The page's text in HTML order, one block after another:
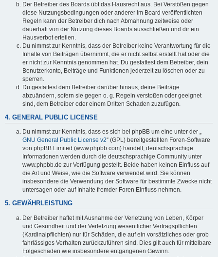
Der Betreiber des Boards übt das Hausrecht aus. Bei Verstößen gegen
diese Nutzungsbedingungen oder anderer im Board veröffentlichten
Regeln kann der Betreiber dich nach Abmahnung zeitweise oder
dauerhaft von der Nutzung dieses Boards ausschließen und dir ein
Hausverbot erteilen.
Du nimmst zur Kenntnis, dass der Betreiber keine Verantwortung für die
Inhalte von Beiträgen übernimmt, die er nicht selbst erstellt hat oder die
er nicht zur Kenntnis genommen hat. Du gestattest dem Betreiber, dein
Benutzerkonto, Beiträge und Funktionen jederzeit zu löschen oder zu
sperren.
Du gestattest dem Betreiber darüber hinaus, deine Beiträge
abzuändern, sofern sie gegen o. g. Regeln verstoßen oder geeignet
sind, dem Betreiber oder einem Dritten Schaden zuzufügen.
4. GENERAL PUBLIC LICENSE
Du nimmst zur Kenntnis, dass es sich bei phpBB um eine unter der „
GNU General Public License v2“ (GPL) bereitgestellten Foren-Software
von phpBB Limited (www.phpbb.com) handelt; deutschsprachige
Informationen werden durch die deutschsprachige Community unter
www.phpbb.de zur Verfügung gestellt. Beide haben keinen Einfluss auf
die Art und Weise, wie die Software verwendet wird. Sie können
insbesondere die Verwendung der Software für bestimmte Zwecke nicht
untersagen oder auf Inhalte fremder Foren Einfluss nehmen.
5. GEWÄHRLEISTUNG
Der Betreiber haftet mit Ausnahme der Verletzung von Leben, Körper
und Gesundheit und der Verletzung wesentlicher Vertragspflichten
(Kardinalpflichten) nur für Schäden, die auf ein vorsätzliches oder grob
fahrlässiges Verhalten zurückzuführen sind. Dies gilt auch für mittelbare
Folgeschäden wie insbesondere entgangenen Gewinn.